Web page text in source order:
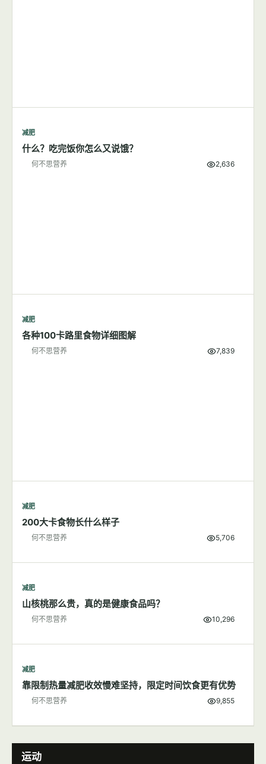
减肥
什么？吃完饭你怎么又说饿？
何不思营养 2,636
减肥
各种100卡路里食物详细图解
何不思营养 7,839
减肥
200大卡食物长什么样子
何不思营养 5,706
减肥
山核桃那么贵，真的是健康食品吗？
何不思营养 10,296
减肥
靠限制热量减肥收效慢难坚持，限定时间饮食更有优势
何不思营养 9,855
运动